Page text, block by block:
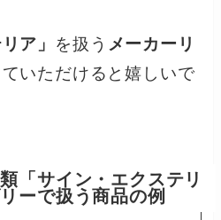
ア」 を扱う メーカーリ
いただけると嬉しいで
「 サイン・エクステリ
ーで扱う商品の例